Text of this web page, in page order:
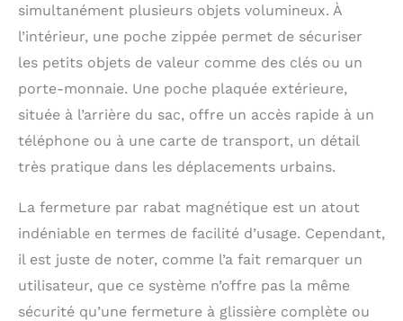
simultanément plusieurs objets volumineux. À
l’intérieur, une poche zippée permet de sécuriser
les petits objets de valeur comme des clés ou un
porte-monnaie. Une poche plaquée extérieure,
située à l’arrière du sac, offre un accès rapide à un
téléphone ou à une carte de transport, un détail
très pratique dans les déplacements urbains.
La fermeture par rabat magnétique est un atout
indéniable en termes de facilité d’usage. Cependant,
il est juste de noter, comme l’a fait remarquer un
utilisateur, que ce système n’offre pas la même
sécurité qu’une fermeture à glissière complète ou